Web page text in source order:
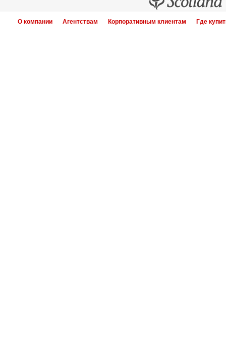
О компании Агентствам Корпоративным клиентам Где